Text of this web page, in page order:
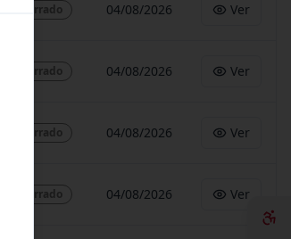
Encerrado 04/08/2026 Ver
Encerrado 04/08/2026 Ver
Encerrado 04/08/2026 Ver
Encerrado 04/08/2026 Ver